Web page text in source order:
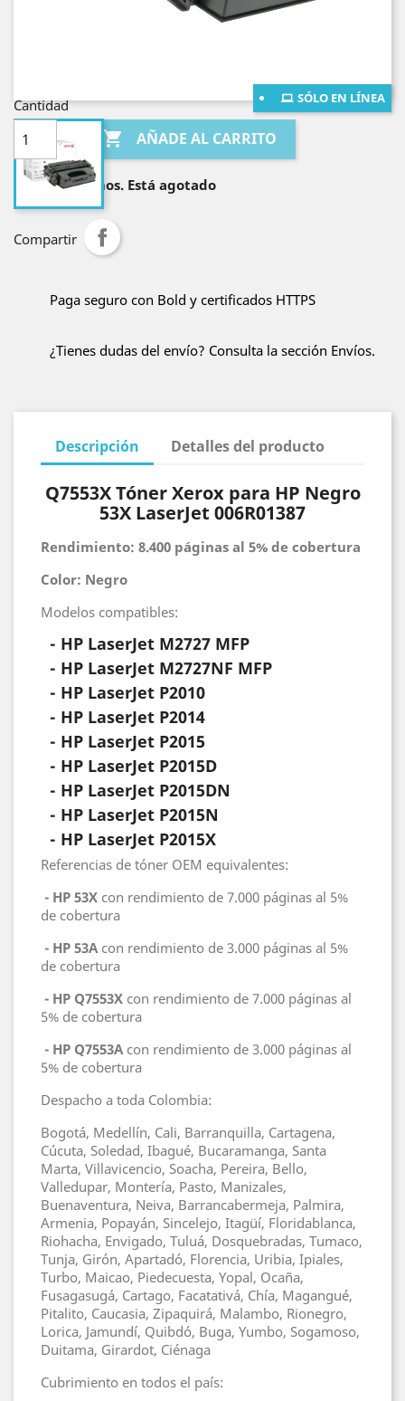
SÓLO EN LÍNEA
Cantidad
 AÑADE AL CARRITO
Lo sentimos. Está agotado
Compartir
Paga seguro con Bold y certificados HTTPS
¿Tienes dudas del envío? Consulta la sección Envíos.
Descripción Detalles del producto
Q7553X Tóner Xerox para HP Negro
53X LaserJet 006R01387
Rendimiento: 8.400 páginas al 5% de cobertura
Color: Negro
Modelos compatibles:
- HP LaserJet M2727 MFP
- HP LaserJet M2727NF MFP
- HP LaserJet P2010
- HP LaserJet P2014
- HP LaserJet P2015
- HP LaserJet P2015D
- HP LaserJet P2015DN
- HP LaserJet P2015N
- HP LaserJet P2015X
Referencias de tóner OEM equivalentes:
- HP 53X con rendimiento de 7.000 páginas al 5%
de cobertura
- HP 53A con rendimiento de 3.000 páginas al 5%
de cobertura
- HP Q7553X con rendimiento de 7.000 páginas al
5% de cobertura
- HP Q7553A con rendimiento de 3.000 páginas al
5% de cobertura
Despacho a toda Colombia:
Bogotá, Medellín, Cali, Barranquilla, Cartagena,
Cúcuta, Soledad, Ibagué, Bucaramanga, Santa
Marta, Villavicencio, Soacha, Pereira, Bello,
Valledupar, Montería, Pasto, Manizales,
Buenaventura, Neiva, Barrancabermeja, Palmira,
Armenia, Popayán, Sincelejo, Itagüí, Floridablanca,
Riohacha, Envigado, Tuluá, Dosquebradas, Tumaco,
Tunja, Girón, Apartadó, Florencia, Uribia, Ipiales,
Turbo, Maicao, Piedecuesta, Yopal, Ocaña,
Fusagasugá, Cartago, Facatativá, Chía, Magangué,
Pitalito, Caucasia, Zipaquirá, Malambo, Rionegro,
Lorica, Jamundí, Quibdó, Buga, Yumbo, Sogamoso,
Duitama, Girardot, Ciénaga
Cubrimiento en todos el país: